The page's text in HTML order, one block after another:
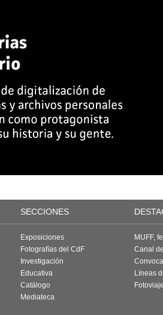
SECCIONES
Exposiciones
Fotografías del CdF
Investigación
Educativa
Catálogo
Mediateca
MUFF,
Canal
Líneas